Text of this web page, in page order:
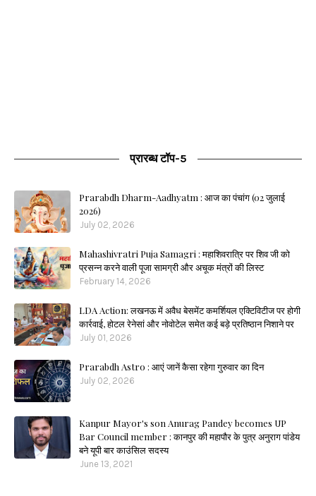
प्रारब्ध टॉप-5
Prarabdh Dharm-Aadhyatm : आज का पंचांग (02 जुलाई
2026)
July 02, 2026
Mahashivratri Puja Samagri : महाशिवरात्रि पर शिव जी को
प्रसन्न करने वाली पूजा सामग्री और अचूक मंत्रों की लिस्ट
February 14, 2026
LDA Action: लखनऊ में अवैध बेसमेंट कमर्शियल एक्टिविटीज पर होगी
कार्रवाई, होटल रेनेसां और नोवोटेल समेत कई बड़े प्रतिष्ठान निशाने पर
July 01, 2026
Prarabdh Astro : आएं जानें कैसा रहेगा गुरुवार का दिन
July 02, 2026
Kanpur Mayor's son Anurag Pandey becomes UP
Bar Council member : कानपुर की महापौर के पुत्र अनुराग पांडेय
बने यूपी बार काउंसिल सदस्य
June 13, 2021